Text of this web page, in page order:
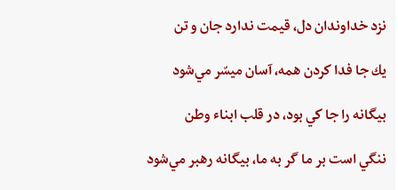
نزد خداوندان دل،‌ قيمت‌ ندارد جان‌ و تن
يك جا فدا كردن‌ همه،‌ آسان ميسّر مي‌شود
بيگانه‌ را جا كي‌ بود، در قلب‌ ابناء وطن
ننگي ‌است ‌بر ما گر به ‌ما، بيگانه‌ رهبر مي‌شود